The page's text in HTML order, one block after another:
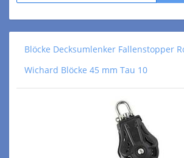
Blöcke Decksumlenker Fallenstopper
Wichard Blöcke 45 mm Tau 10